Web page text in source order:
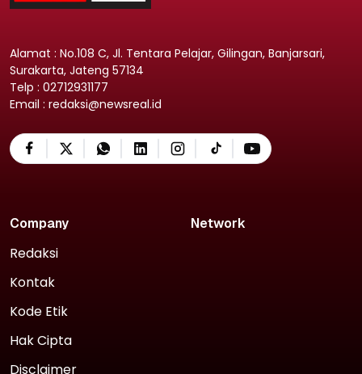
Alamat : No.108 C, Jl. Tentara Pelajar, Gilingan, Banjarsari,
Surakarta, Jateng 57134
Telp : 02712931177
Email : redaksi@newsreal.id
Company
Redaksi
Kontak
Kode Etik
Hak Cipta
Disclaimer
Network